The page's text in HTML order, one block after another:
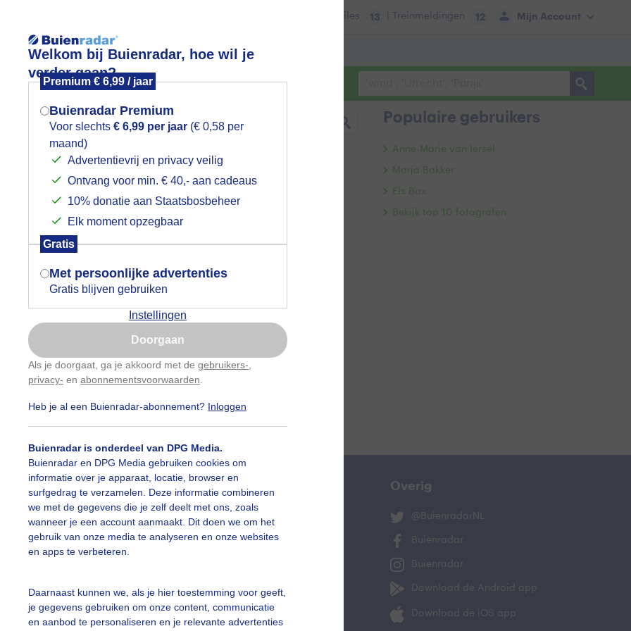
Welkom bij Buienradar, hoe wil je
verder gaan?
Premium € 6,99 / jaar
Buienradar Premium
Voor slechts € 6,99 per jaar (€ 0,58 per
maand)
Advertentievrij en privacy veilig
Ontvang voor min. € 40,- aan cadeaus
10% donatie aan Staatsbosbeheer
Elk moment opzegbaar
Gratis
Met persoonlijke advertenties
Gratis blijven gebruiken
Instellingen
Doorgaan
Als je doorgaat, ga je akkoord met de gebruikers-
privacy- en abonnementsvoorwaarden
Heb je al een Buienradar-abonnement? Inloggen
Buienradar is onderdeel van DPG Media.
Buienradar en DPG Media gebruiken cookies om
informatie over je apparaat, locatie, browser en
surfgedrag te verzamelen. Deze informatie combineren
we met de gegevens die je zelf deelt met ons, zoals
wanneer je een account aanmaakt. Dit doen we om het
gebruik van onze media te analyseren en onze websites
en apps te verbeteren.
Daarnaast kunnen we, als je hier toestemming voor geeft,
je gegevens gebruiken om onze content, communicatie
en aanbod te personaliseren en je relevante advertenties
Mijn Account
Files 13 | Treinmeldingen 12
Lees meer.
Foto en video Weerzine
Zoeken in foto & video:
slideshow
#bewolking #blauwelucht
#boten #camping #coderoze #donkerewolken
#levendestandbeelden #maan #mensen
#natuur
#regenwolken #schilders
#strand #strandbedjes #terras
Populaire gebruikers
Anne-Marie van Iersel
Marja Bakker
Els Bax
Bekijk top 10 fotografen
vragen
Mijn weer
De Bilt
Overig
@BuienradarNL
Buienradar
Buienradar
Download de Android app
Download de iOS app
Mogen we je locatie gebruiken voor
het weer?
Indien je hier nog geen akkoord op hebt
gegeven, verschijnt er zo een pop-up uit
je browser waarin deze toestemming
gevraagd wordt.
Is goed, toon de popup
Nu niet, misschien later
Gebruik je Safari en wil je niet elke dag deze pop-up
Klikhierom dit aan te passen